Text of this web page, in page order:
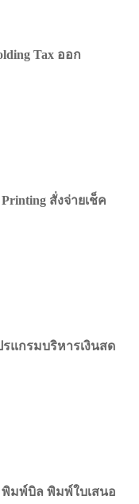
Tax ออก
สั่งจ่ายเช็ค
รแกรมบริหารเงินสด
พิมพ์บิล พิมพ์ใบเสนอ